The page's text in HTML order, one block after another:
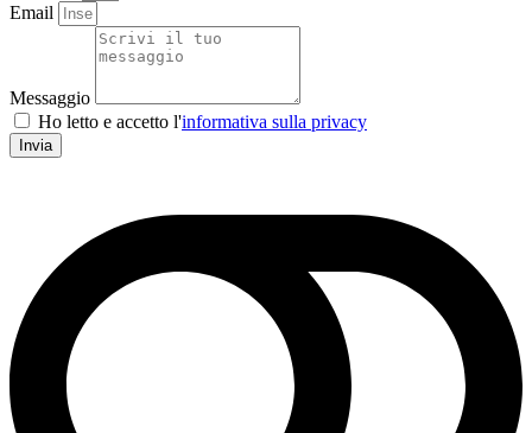
Email
Messaggio
Ho letto e accetto l'informativa sulla privacy
Invia